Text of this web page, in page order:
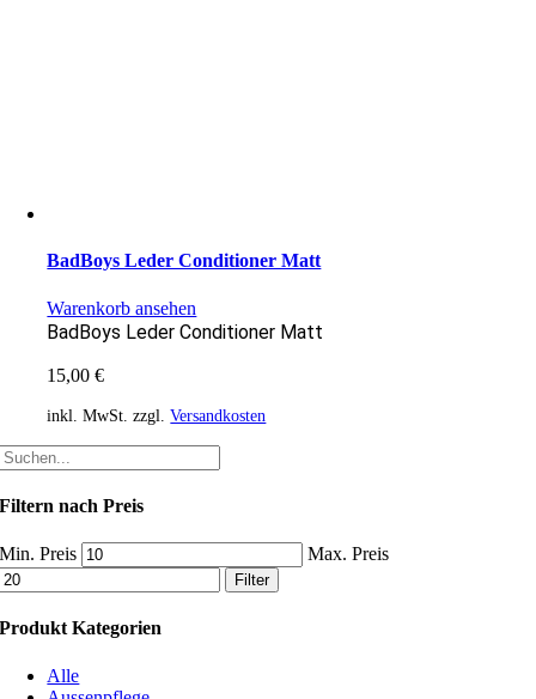
BadBoys Leder Conditioner Matt
Warenkorb ansehen
BadBoys Leder Conditioner Matt
15,00€
inkl. MwSt. zzgl.Versandkosten
Filtern nach Preis
Min. Preis Max. Preis
Filter
Produkt Kategorien
Alle